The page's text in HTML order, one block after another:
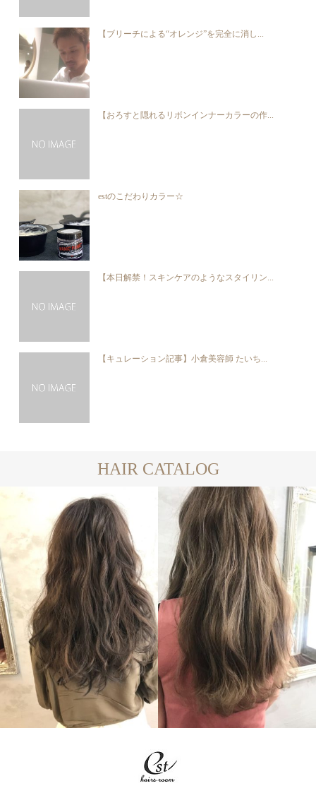
【ブリーチによる“オレンジ”を完全に消し...
【おろすと隠れるリボンインナーカラーの作...
estのこだわりカラー☆
【本日解禁！スキンケアのようなスタイリン...
【キュレーション記事】小倉美容師 たいち...
HAIR CATALOG
LONG
LONG